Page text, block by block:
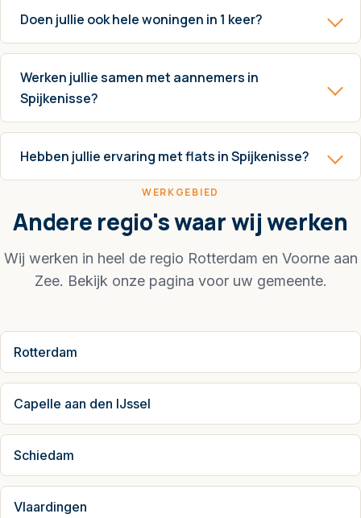
Doen jullie ook hele woningen in 1 keer?
Werken jullie samen met aannemers in
Spijkenisse?
Hebben jullie ervaring met flats in Spijkenisse?
WERKGEBIED
Andere regio's waar wij werken
Wij werken in heel de regio Rotterdam en Voorne aan
Zee. Bekijk onze pagina voor uw gemeente.
Rotterdam
Capelle aan den IJssel
Schiedam
Vlaardingen